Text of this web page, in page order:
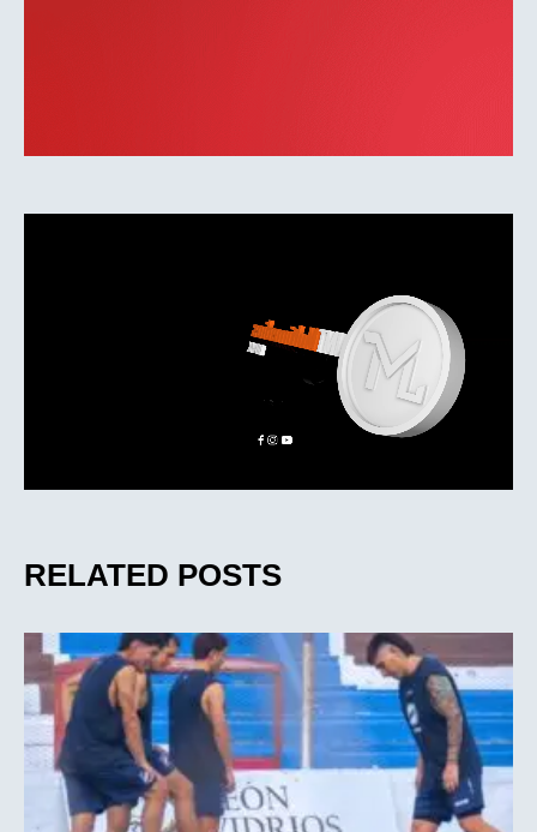
RELATED POSTS